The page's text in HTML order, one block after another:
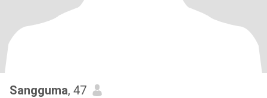
Sangguma, 47